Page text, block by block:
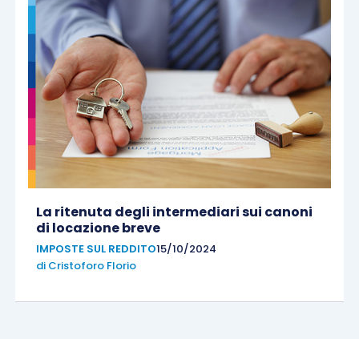
La ritenuta degli intermediari sui canoni
di locazione breve
IMPOSTE SUL REDDITO15/10/2024
di Cristoforo Florio